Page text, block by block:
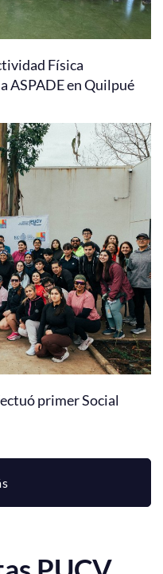
Física
ASPADE en Quilpué
primer Social